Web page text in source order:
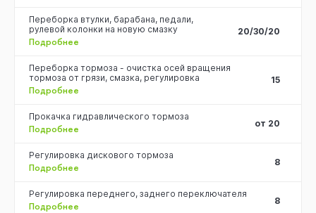
Переборка втулки, барабана, педали,
рулевой колонки на новую смазку
Подробнее
20/30/20
Переборка тормоза - очистка осей вращения
тормоза от грязи, смазка, регулировка
Подробнее
15
Прокачка гидравлического тормоза
Подробнее от 20
Регулировка дискового тормоза
Подробнее 8
Регулировка переднего, заднего переключателя
Подробнее 8